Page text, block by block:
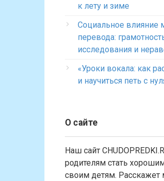
к лету и зиме
Социальное влияние
перевода:
исследования и
«Уроки вокала: как
и научиться петь с
О сайте
Наш сайт
родителям стать
своим детям. Расскажет